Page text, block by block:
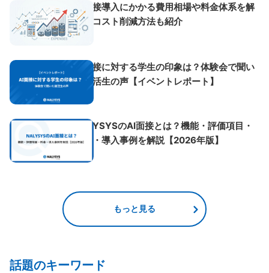
AI面接導入にかかる費用相場や料金体系を解
説！コスト削減方法も紹介
AI面接に対する学生の印象は？体験会で聞い
た就活生の声【イベントレポート】
NALYSYSのAI面接とは？機能・評価項目・
料金・導入事例を解説【2026年版】
もっと見る
話題のキーワード